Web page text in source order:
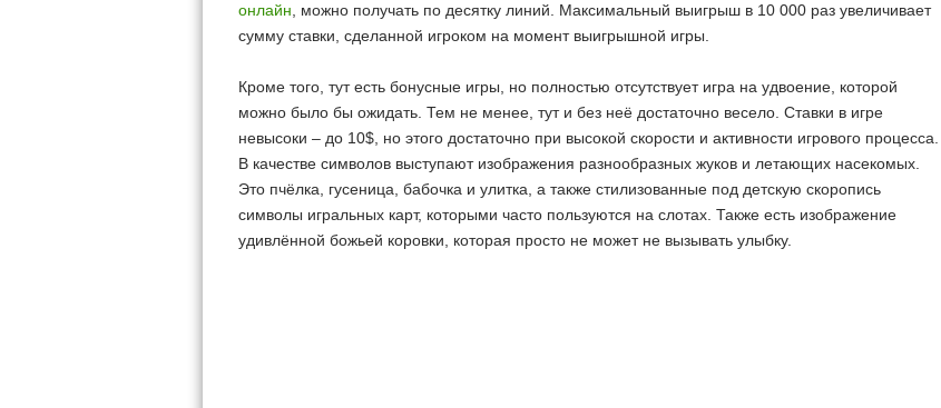
онлайн , можно получать по десятку линий. Максимальный выигрыш в 10 000 раз увеличивает
сумму ставки, сделанной игроком на момент выигрышной игры.
Кроме того, тут есть бонусные игры, но полностью отсутствует игра на удвоение, которой
можно было бы ожидать. Тем не менее, тут и без неё достаточно весело. Ставки в игре
невысоки – до 10$, но этого достаточно при высокой скорости и активности игрового процесса.
В качестве символов выступают изображения разнообразных жуков и летающих насекомых.
Это пчёлка, гусеница, бабочка и улитка, а также стилизованные под детскую скоропись
символы игральных карт, которыми часто пользуются на слотах. Также есть изображение
удивлённой божьей коровки, которая просто не может не вызывать улыбку.